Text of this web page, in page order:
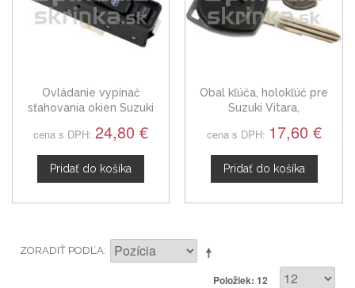
Ovládanie vypínač
sťahovania okien Suzuki
cena s DPH: 24,80 €
Pridať do košíka
Obal kľúča, holokľúč pre
Suzuki Vitara,
cena s DPH: 17,60 €
Pridať do košíka
ZORADIŤ PODĽA
Položiek: 12